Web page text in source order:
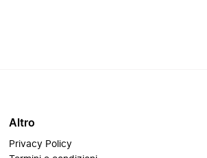
Altro
Privacy Policy